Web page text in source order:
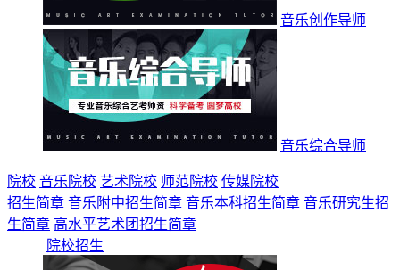
音乐创作导师
音乐综合导师
院校 音乐院校 艺术院校 师范院校 传媒院校
招生简章 音乐附中招生简章 音乐本科招生简章 音乐研究生招
生简章 高水平艺术团招生简章
院校招生